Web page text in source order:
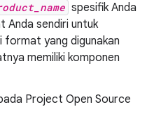
spesifik Anda
Anda sendiri untuk
yang digunakan
memiliki komponen
Project Open Source